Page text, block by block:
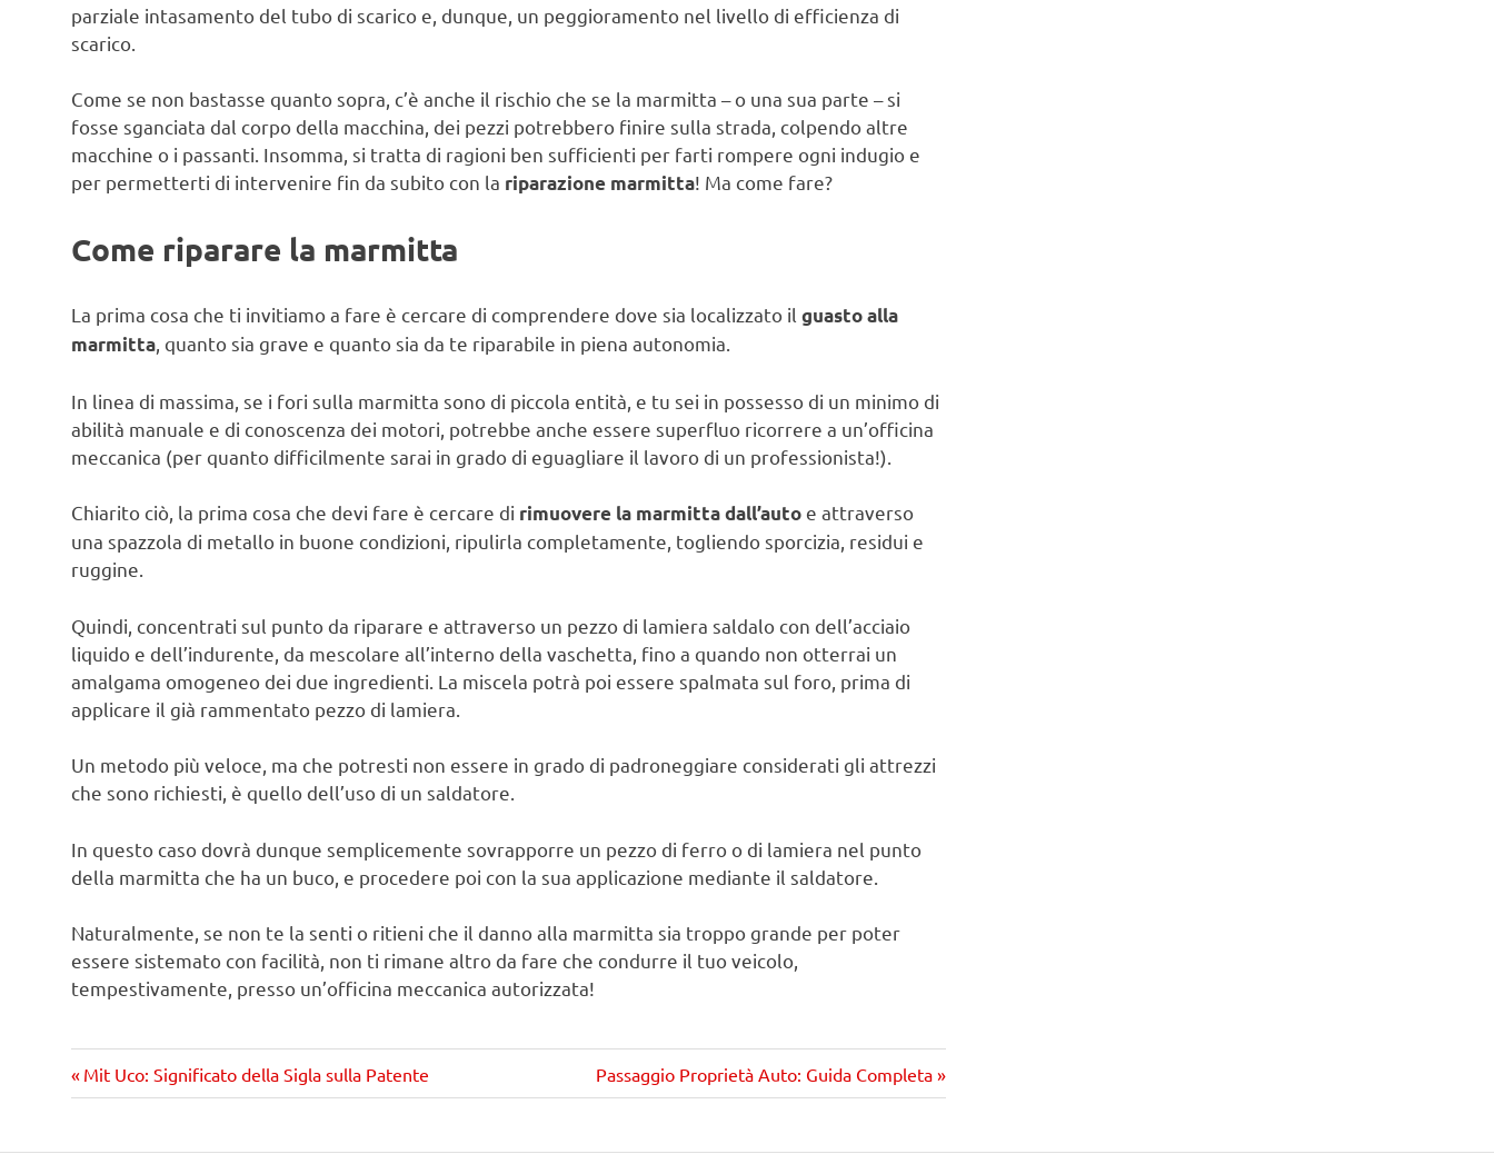
parziale intasamento del tubo di scarico e, dunque, un peggioramento nel livello di efficienza di
scarico.
Come se non bastasse quanto sopra, c’è anche il rischio che se la marmitta – o una sua parte – si
fosse sganciata dal corpo della macchina, dei pezzi potrebbero finire sulla strada, colpendo altre
macchine o i passanti. Insomma, si tratta di ragioni ben sufficienti per farti rompere ogni indugio e
per permetterti di intervenire fin da subito con la riparazione marmitta! Ma come fare?
Come riparare la marmitta
La prima cosa che ti invitiamo a fare è cercare di comprendere dove sia localizzato il guasto alla
marmitta, quanto sia grave e quanto sia da te riparabile in piena autonomia.
In linea di massima, se i fori sulla marmitta sono di piccola entità, e tu sei in possesso di un minimo di
abilità manuale e di conoscenza dei motori, potrebbe anche essere superfluo ricorrere a un’officina
meccanica (per quanto difficilmente sarai in grado di eguagliare il lavoro di un professionista!).
Chiarito ciò, la prima cosa che devi fare è cercare di rimuovere la marmitta dall’auto e attraverso
una spazzola di metallo in buone condizioni, ripulirla completamente, togliendo sporcizia, residui e
ruggine.
Quindi, concentrati sul punto da riparare e attraverso un pezzo di lamiera saldalo con dell’acciaio
liquido e dell’indurente, da mescolare all’interno della vaschetta, fino a quando non otterrai un
amalgama omogeneo dei due ingredienti. La miscela potrà poi essere spalmata sul foro, prima di
applicare il già rammentato pezzo di lamiera.
Un metodo più veloce, ma che potresti non essere in grado di padroneggiare considerati gli attrezzi
che sono richiesti, è quello dell’uso di un saldatore.
In questo caso dovrà dunque semplicemente sovrapporre un pezzo di ferro o di lamiera nel punto
della marmitta che ha un buco, e procedere poi con la sua applicazione mediante il saldatore.
Naturalmente, se non te la senti o ritieni che il danno alla marmitta sia troppo grande per poter
essere sistemato con facilità, non ti rimane altro da fare che condurre il tuo veicolo,
tempestivamente, presso un’officina meccanica autorizzata!
Navigazione
Precedente
articolo:
Mit Uco: Significato della Sigla sulla Patente
Prossimo
articolo
Passaggio Proprietà Auto: Guida Completa